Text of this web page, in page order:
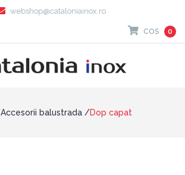
webshop@cataloniainox.ro
COS 0
Accesorii balustrada Dop capat